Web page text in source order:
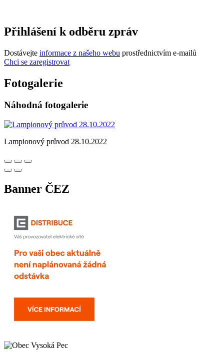
Přihlášení k odběru zpráv
Dostávejte informace z našeho webu prostřednictvím e-mailů
Chci se zaregistrovat
Fotogalerie
Náhodná fotogalerie
Lampionový průvod 28.10.2022
Banner ČEZ